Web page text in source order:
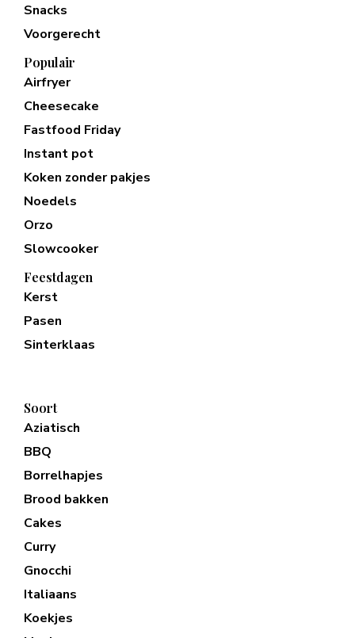
Snacks
Voorgerecht
Populair
Airfryer
Cheesecake
Fastfood Friday
Instant pot
Koken zonder pakjes
Noedels
Orzo
Slowcooker
Feestdagen
Kerst
Pasen
Sinterklaas
Soort
Aziatisch
BBQ
Borrelhapjes
Brood bakken
Cakes
Curry
Gnocchi
Italiaans
Koekjes